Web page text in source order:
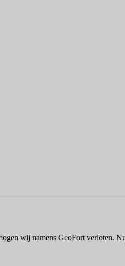
wij namens GeoFort verloten.